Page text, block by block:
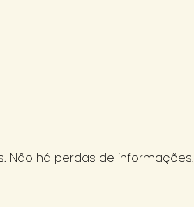
Não há perdas de informações.